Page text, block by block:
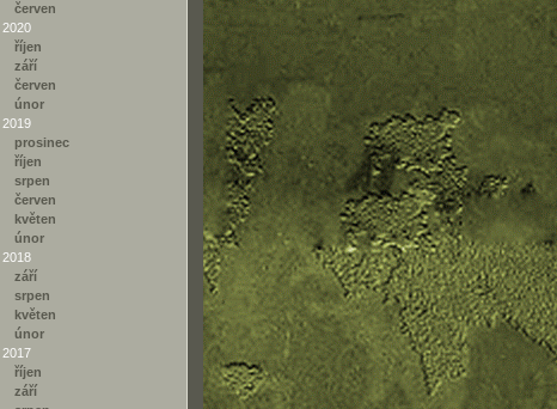
červen
2020
říjen
září
červen
únor
2019
prosinec
říjen
srpen
červen
květen
únor
2018
září
srpen
květen
únor
2017
říjen
září